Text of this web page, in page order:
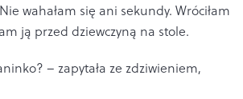
wahałam się ani sekundy. Wróciłam
ją przed dziewczyną na stole.
– zapytała ze zdziwieniem,